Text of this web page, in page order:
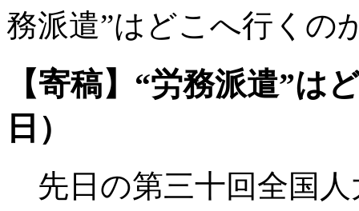
務派遣”はどこへ行くの
【寄稿】“労務派遣”は
日）
先日の第三十回全国